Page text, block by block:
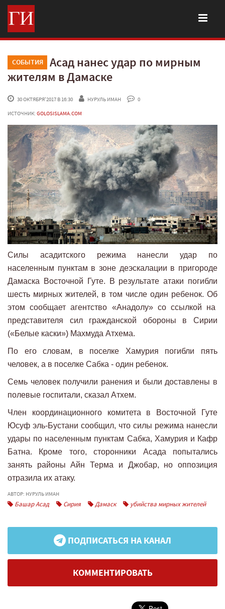
СОБЫТИЯ
Асад нанес удар по мирным
жителям в Дамаске
30 ОКТЯБРЯ'2017 В 16:30 НУРУЛЬ ИМАН
0
ИСТОЧНИК: GOLOSISLAMA.COM
Силы асадитского режима нанесли удар по
населенным пунктам в зоне деэскалации в пригороде
Дамаска Восточной Гуте. В результате атаки погибли
шесть мирных жителей, в том числе один ребенок. Об
этом сообщает агентство «Анадолу» со ссылкой на
представителя сил гражданской обороны в Сирии
(«Белые каски») Махмуда Атхема.
По его словам, в поселке Хамурия погибли пять
человек, а в поселке Сабка - один ребенок.
Семь человек получили ранения и были доставлены в
полевые госпитали, сказал Атхем.
Член координационного комитета в Восточной Гуте
Юсуф эль-Бустани сообщил, что силы режима нанесли
удары по населенным пунктам Сабка, Хамурия и Кафр
Батна. Кроме того, сторонники Асада попытались
занять районы Айн Терма и Джобар, но оппозиция
отразила их атаку.
АВТОР: НУРУЛЬ ИМАН
Башар Асад Сирия Дамаск убийства мирных жителей
ПОДПИСАТЬСЯ НА КАНАЛ
КОММЕНТИРОВАТЬ